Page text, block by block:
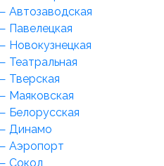
Автозаводская
Павелецкая
Новокузнецкая
Театральная
Тверская
Маяковская
Белорусская
Динамо
Аэропорт
Сокол